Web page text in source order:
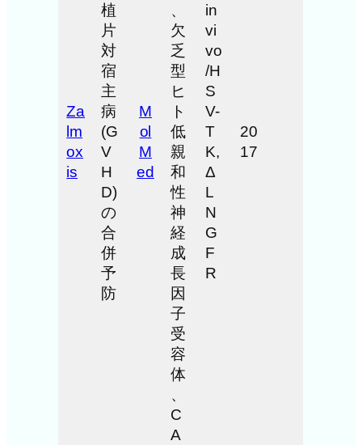
Za
lm
ox
is
植
片
対
宿
主
病
(G
V
H
D)
の
合
併
予
防
M
ol
M
ed
、
欠
乏
型
ヒ
ト
低
親
和
性
神
経
成
長
因
子
受
容
体
、
C
A
in
vi
vo
/H
S
V-
T
K,
Δ
L
N
G
F
R
20
17